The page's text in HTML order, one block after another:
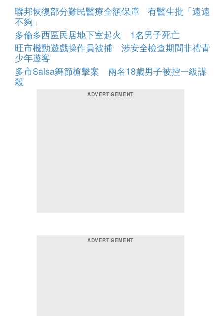
聯邦恢復部分難民醫療全額保障 有醫生批「遠遠
不夠」
多倫多西區民居地下室起火 1名男子死亡
旺市機動遊戲操作員被捕 涉安全檢查期間非禮青
少年遊客
多市Salsa舞節槍擊案 兩名18歲男子被控一級謀
殺